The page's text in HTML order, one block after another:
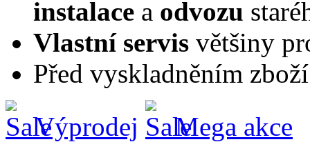
instalace a odvozu
Vlastní servis většiny
Před vyskladněním
Výprodej
Mega akce